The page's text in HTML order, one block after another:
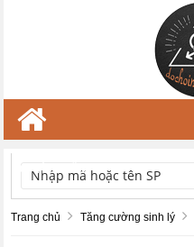
TÌM KIẾM
Trang chủ Tăng cường sinh lý